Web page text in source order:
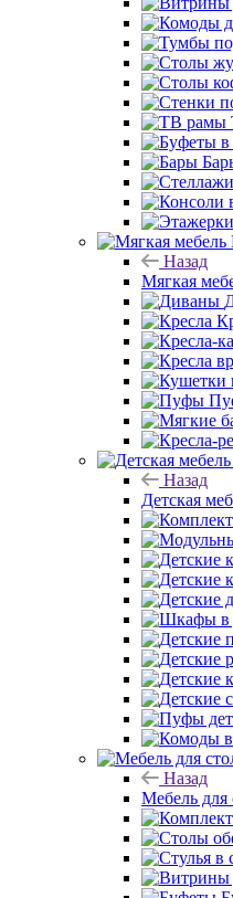
Назад
Мягкая
Назад
Детская
Назад
Мебель для